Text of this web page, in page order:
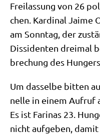
Frei­las­sung von 26
chen. Kar­di­nal Jai­me
am Sonn­tag, der
Dis­si­den­ten drei­mal
bre­chung des
Um das­sel­be bit­ten
nel­le in einem Auf­ruf
Es ist Fari­nas 23.
nicht auf­ge­ben,